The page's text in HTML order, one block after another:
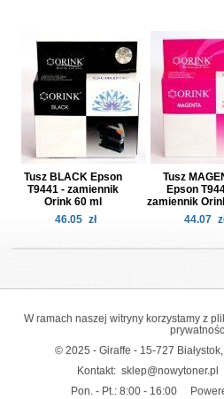
Tusz BLACK Epson
T9441 - zamiennik
Orink 60 ml
46.05 zł
Tusz
Epson
zamiennik
44.07
W ramach naszej witryny korzystamy z
© 2025 - Giraffe - 15-727
Kontakt: sklep@nowytoner.pl
Pon. - Pt.: 8:00 - 16:00